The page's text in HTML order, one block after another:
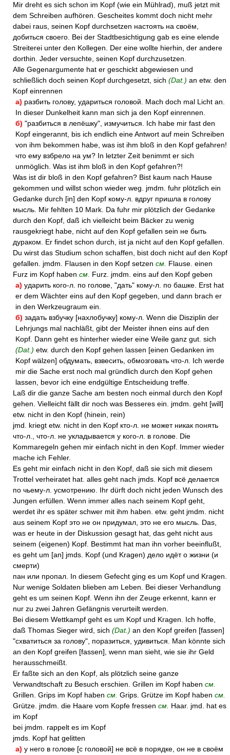
Mir dreht es sich schon im Kopf (wie ein Mühlrad), muß jetzt mit
dem Schreiben aufhören. Gescheites kommt doch nicht mehr
dabei raus, seinen Kopf durchsetzen настоять на своём,
добиться своего. Bei der Stadtbesichtigung gab es eine elende
Streiterei unter den Kollegen. Der eine wollte hierhin, der andere
dorthin. Jeder versuchte, seinen Kopf durchzusetzen.
Alle Gegenargumente hat er geschickt abgewiesen und
schließlich doch seinen Kopf durchgesetzt, sich (Dat.) an etw. den
Kopf einrennen
а) разбить голову, удариться головой. Mach doch mal Licht an.
In dieser Dunkelheit kann man sich ja den Kopf einrennen.
б) "разбиться в лепёшку", измучиться. Ich habe mir fast den
Kopf eingerannt, bis ich endlich eine Antwort auf mein Schreiben
von ihm bekommen habe, was ist ihm bloß in den Kopf gefahren!
что ему взбрело на ум? In letzter Zeit benimmt er sich
unmöglich. Was ist ihm bloß in den Kopf gefahren?!
Was ist dir bloß in den Kopf gefahren? Bist kaum nach Hause
gekommen und willst schon wieder weg. jmdm. fuhr plötzlich ein
Gedanke durch [in] den Kopf кому-л. вдруг пришла в голову
мысль. Mir fehlten 10 Mark. Da fuhr mir plötzlich der Gedanke
durch den Kopf, daß ich vielleicht beim Bäcker zu wenig
rausgekriegt habe, nicht auf den Kopf gefallen sein не быть
дураком. Er findet schon durch, ist ja nicht auf den Kopf gefallen.
Du wirst das Studium schon schaffen, bist doch nicht auf den Kopf
gefallen. jmdm. Flausen in den Kopf setzen см. Flause. einen
Furz im Kopf haben см. Furz. jmdm. eins auf den Kopf geben
а) ударить кого-л. по голове, "дать" кому-л. по башке. Erst hat
er dem Wächter eins auf den Kopf gegeben, und dann brach er
in den Werkzeugraum ein.
б) задать взбучку [нахлобучку] кому-л. Wenn die Disziplin der
Lehrjungs mal nachläßt, gibt der Meister ihnen eins auf den
Kopf. Dann geht es hinterher wieder eine Weile ganz gut. sich
(Dat.) etw. durch den Kopf gehen lassen [einen Gedanken im
Kopf wälzen] обдумать, взвесить, обмозговать что-л. Ich werde
mir die Sache erst noch mal gründlich durch den Kopf gehen
lassen, bevor ich eine endgültige Entscheidung treffe.
Laß dir die ganze Sache am besten noch einmal durch den Kopf
gehen. Vielleicht fällt dir noch was Besseres ein. jmdm. geht [will]
etw. nicht in den Kopf (hinein, rein)
jmd. kriegt etw. nicht in den Kopf кто-л. не может никак понять
что-л., что-л. не укладывается у кого-л. в голове. Die
Kommaregeln gehen mir einfach nicht in den Kopf. Immer wieder
mache ich Fehler.
Es geht mir einfach nicht in den Kopf, daß sie sich mit diesem
Trottel verheiratet hat. alles geht nach jmds. Kopf всё делается
по чьему-л. усмотрению. Ihr dürft doch nicht jeden Wunsch des
Jungen erfüllen. Wenn immer alles nach seinem Kopf geht,
werdet ihr es später schwer mit ihm haben. etw. geht jmdm. nicht
aus seinem Kopf это не он придумал, это не его мысль. Das,
was er heute in der Diskussion gesagt hat, das geht nicht aus
seinem (eigenen) Kopf. Bestimmt hat man ihn vorher beeinflußt,
es geht um [an] jmds. Kopf (und Kragen) дело идёт о жизни (и
смерти)
пан или пропал. In diesem Gefecht ging es um Kopf und Kragen.
Nur wenige Soldaten blieben am Leben. Bei dieser Verhandlung
geht es um seinen Kopf. Wenn ihn der Zeuge erkennt, kann er
nur zu zwei Jahren Gefängnis verurteilt werden.
Bei diesem Wettkampf geht es um Kopf und Kragen. Ich hoffe,
daß Thomas Sieger wird, sich (Dat.) an den Kopf greifen [fassen]
"схватиться за голову", поразиться, удивиться. Man könnte sich
an den Kopf greifen [fassen], wenn man sieht, wie sie ihr Geld
herausschmeißt.
Er faßte sich an den Kopf, als plötzlich seine ganze
Verwandtschaft zu Besuch erschien. Grillen im Kopf haben см.
Grillen. Grips im Kopf haben см. Grips. Grütze im Kopf haben см.
Grütze. jmdm. die Haare vom Kopfe fressen см. Haar. jmd. hat es
im Kopf
bei jmdm. rappelt es im Kopf
jmds. Kopf hat gelitten
а) у него в голове [с головой] не всё в порядке, он не в своём